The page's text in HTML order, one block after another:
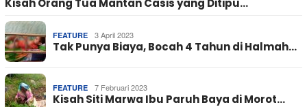
FEATURE 3 April 2023
Tak Punya Biaya, Bocah 4 Tahun di Halmah…
FEATURE 7 Februari 2023
Kisah Siti Marwa Ibu Paruh Baya di Morot…